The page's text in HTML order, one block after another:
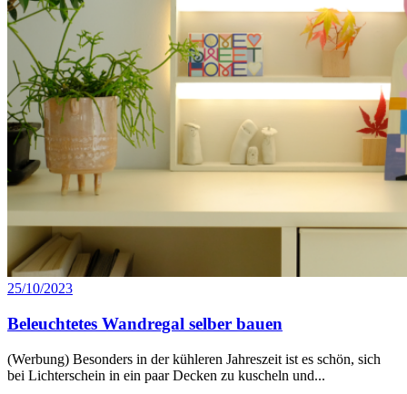
25/10/2023
Beleuchtetes Wandregal selber bauen
(Werbung) Besonders in der kühleren Jahreszeit ist es schön, sich
bei Lichterschein in ein paar Decken zu kuscheln und...